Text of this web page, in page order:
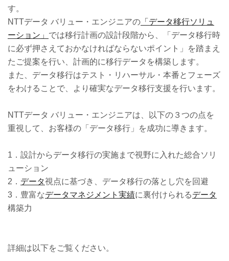
す。
NTTデータ バリュー・エンジニアの 「データ移行ソリュ
ーション」 では移行計画の設計段階から、「データ移行時
に必ず押さえておかなければならないポイント」を踏まえ
たご提案を行い、計画的に移行データを構築します。
また、データ移行はテスト・リハーサル・本番とフェーズ
をわけることで、より確実なデータ移行支援を行います。
NTTデータ バリュー・エンジニアは、以下の３つの点を
重視して、お客様の「データ移行」を成功に導きます。
1．設計からデータ移行の実施まで視野に入れた総合ソリ
ューション
2． データ視点に基づき、データ移行の落とし穴を回避
3．豊富なデータマネジメント実績に裏付けられるデータ
構築力
詳細は以下をご覧ください。